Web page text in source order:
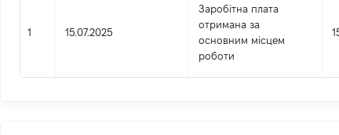
1 15.07.2025
Заробітна плата
отримана за
основним місцем
роботи